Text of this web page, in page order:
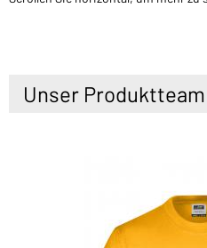
Unser